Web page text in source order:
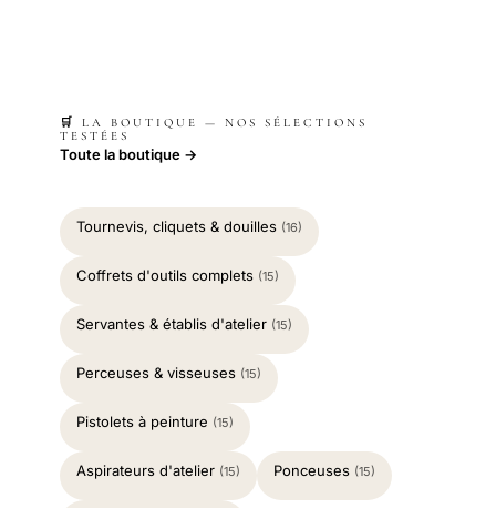
🛒 LA BOUTIQUE — NOS SÉLECTIONS
TESTÉES
Toute la boutique →
Tournevis, cliquets & douilles (16)
Coffrets d'outils complets (15)
Servantes & établis d'atelier (15)
Perceuses & visseuses (15)
Pistolets à peinture (15)
Aspirateurs d'atelier (15) Ponceuses (15)